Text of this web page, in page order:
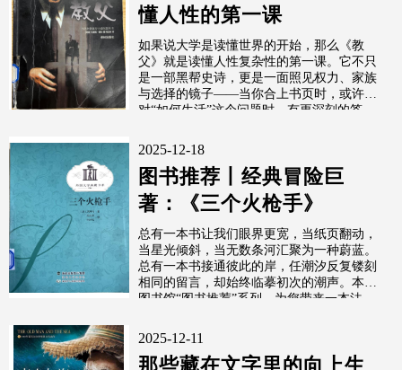
懂人性的第一课
如果说大学是读懂世界的开始，那么《教
父》就是读懂人性复杂性的第一课。它不只
是一部黑帮史诗，更是一面照见权力、家族
与选择的镜子——当你合上书页时，或许会
对“如何生活”这个问题时，有更深刻的答
2025-12-18
图书推荐丨经典冒险巨
著：《三个火枪手》
总有一本书让我们眼界更宽，当纸页翻动，
当星光倾斜，当无数条河汇聚为一种蔚蓝。
总有一本书接通彼此的岸，任潮汐反复镂刻
相同的留言，却始终临摹初次的潮声。本期
图书馆“图书推荐”系列，为您带来一本法...
2025-12-11
那些藏在文字里的向上生